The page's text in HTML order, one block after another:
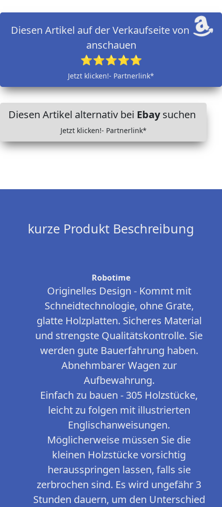
Diesen Artikel auf der Verkaufseite von
anschauen
⭐⭐⭐⭐⭐
Jetzt klicken!- Partnerlink*
Diesen Artikel alternativ bei Ebaysuchen
Jetzt klicken!- Partnerlink*
kurze Produkt Beschreibung
Robotime
Originelles Design - Kommt mit
Schneidtechnologie, ohne Grate,
glatte Holzplatten. Sicheres Material
und strengste Qualitätskontrolle. Sie
werden gute Bauerfahrung haben.
Abnehmbarer Wagen zur
Aufbewahrung.
Einfach zu bauen - 305 Holzstücke,
leicht zu folgen mit illustrierten
Englischanweisungen.
Möglicherweise müssen Sie die
kleinen Holzstücke vorsichtig
herausspringen lassen, falls sie
zerbrochen sind. Es wird ungefähr 3
Stunden dauern, um den Unterschied